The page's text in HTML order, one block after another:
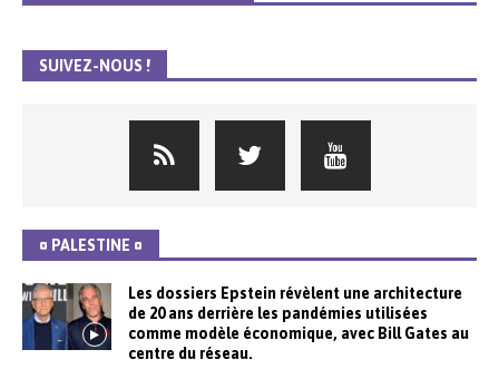
SUIVEZ-NOUS !
¤ PALESTINE ¤
Les dossiers Epstein révèlent une architecture
de 20 ans derrière les pandémies utilisées
comme modèle économique, avec Bill Gates au
centre du réseau.